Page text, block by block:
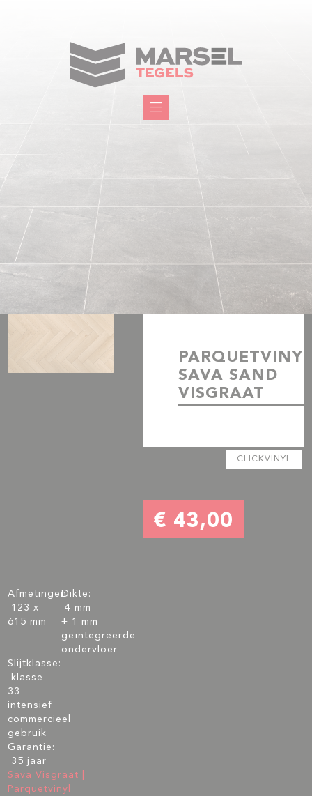
PARQUETVINYL
SAVA SAND
VISGRAAT
CLICKVINYL
€ 43,00
Afmetingen:
123 x
615 mm
Dikte:
4 mm
+ 1 mm
geïntegreerde
ondervloer
Slijtklasse:
klasse
33
intensief
commercieel
gebruik
Garantie:
35 jaar
Sava Visgraat |
Parquetvinyl